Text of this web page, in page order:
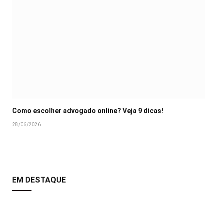
Como escolher advogado online? Veja 9 dicas!
28/06/2026
EM DESTAQUE